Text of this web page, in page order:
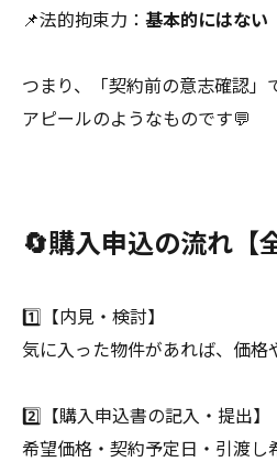
📌法的拘束力： 基本的にはない
つまり、「契約前の意志確認」
アピールのようなものです💬
🔄購入申込の流れ【
1️⃣【内見・検討】
気に入った物件があれば、価格
2️⃣【購入申込書の記入・提出】
希望価格・契約予定日・引渡